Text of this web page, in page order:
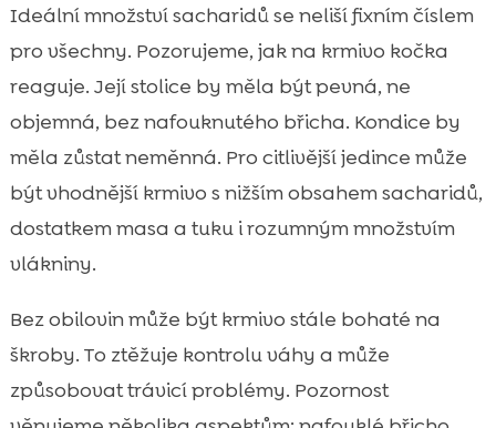
Ideální množství sacharidů se neliší fixním číslem
pro všechny. Pozorujeme, jak na krmivo kočka
reaguje. Její stolice by měla být pevná, ne
objemná, bez nafouknutého břicha. Kondice by
měla zůstat neměnná. Pro citlivější jedince může
být vhodnější krmivo s nižším obsahem sacharidů,
dostatkem masa a tuku i rozumným množstvím
vlákniny.
Bez obilovin může být krmivo stále bohaté na
škroby. To ztěžuje kontrolu váhy a může
způsobovat trávicí problémy. Pozornost